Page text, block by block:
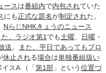
ースは番組内で内包されていた
にも正式な題名が制定された。
NらじNHKきょうのニュース
、 ラジオ第1 でも土曜 日曜 ・
送。 また、 平日であってもプロ
休止される場合は単独番組扱い
スA （「第1部 」という位置づ